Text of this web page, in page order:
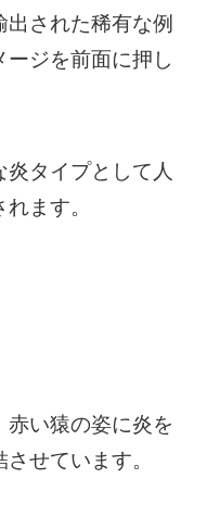
出された稀有な例
ジを前面に押し
タイプとして人
ます。
赤い猿の姿に炎を
せています。